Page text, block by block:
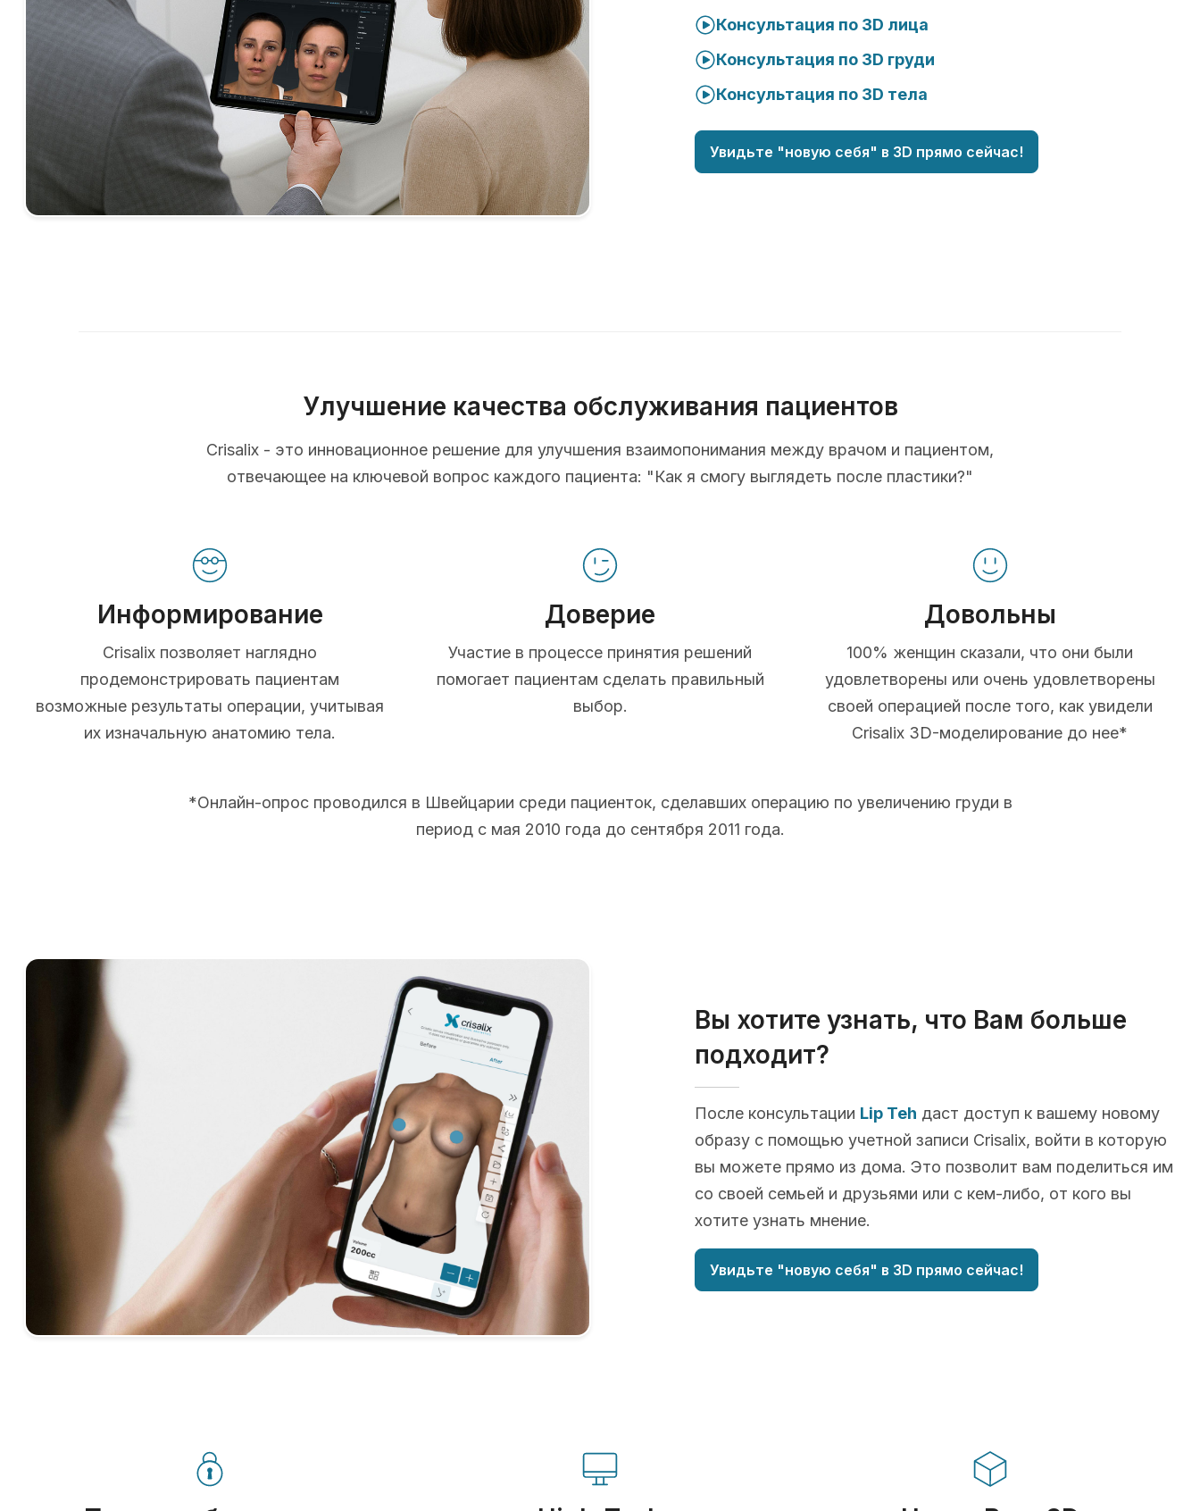
Консультация по 3D лица
Консультация по 3D груди
Консультация по 3D тела
Увидьте "новую себя" в 3D прямо сейчас!
Улучшение качества обслуживания пациентов
Crisalix - это инновационное решение для улучшения взаимопонимания между врачом и пациентом,
отвечающее на ключевой вопрос каждого пациента: "Как я смогу выглядеть после пластики?"
Информирование
Crisalix позволяет наглядно
продемонстрировать пациентам
возможные результаты операции, учитывая
их изначальную анатомию тела.
Доверие
Участие в процессе принятия решений
помогает пациентам сделать правильный
выбор.
Довольны
100% женщин сказали, что они были
удовлетворены или очень удовлетворены
своей операцией после того, как увидели
Crisalix 3D-моделирование до нее*
*Онлайн-опрос проводился в Швейцарии среди пациенток, сделавших операцию по увеличению груди в
период с мая 2010 года до сентября 2011 года.
Вы хотите узнать, что Вам больше
подходит?
После консультации Lip Teh даст доступ к вашему новому
образу с помощью учетной записи Crisalix, войти в которую
вы можете прямо из дома. Это позволит вам поделиться им
со своей семьей и друзьями или с кем-либо, от кого вы
хотите узнать мнение.
Увидьте "новую себя" в 3D прямо сейчас!